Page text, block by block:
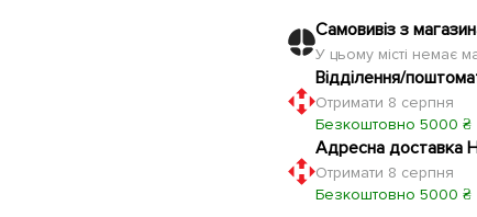
Самовивіз з
У цьому місті немає
Відділення/
Отримати 8 серпня
Безкоштовно 5000 ₴
Адресна
Отримати 8 серпня
Безкоштовно 5000 ₴